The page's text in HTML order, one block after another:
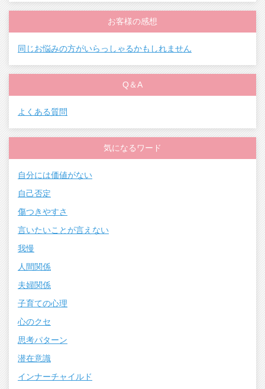
お客様の感想
同じお悩みの方がいらっしゃるかもしれません
Q＆A
よくある質問
気になるワード
自分には価値がない
自己否定
傷つきやすさ
言いたいことが言えない
我慢
人間関係
夫婦関係
子育ての心理
心のクセ
思考パターン
潜在意識
インナーチャイルド